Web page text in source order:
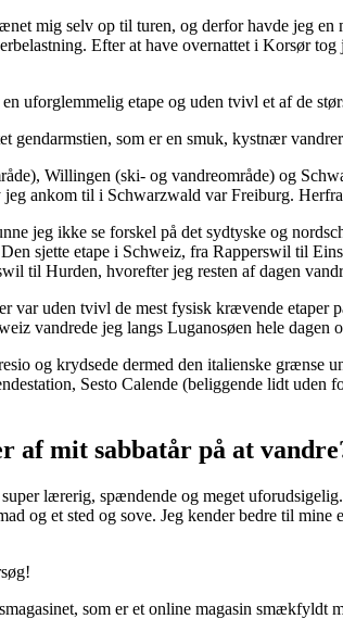
mig selv op til turen, og derfor havde jeg
Efter at have overnattet i Korsør
etape og uden tvivl et af de
som er en smuk, kystnær
Willingen (ski- og vandreområde) og
ankom til i Schwarzwald var Freiburg.
jeg ikke se forskel på det sydtyske og
sjette etape i Schweiz, fra Rapperswil til
til Hurden, hvorefter jeg resten af dagen
var uden tvivl de mest fysisk krævende
vandrede jeg langs Luganosøen hele
og krydsede dermed den italienske grænse
Sesto Calende (beliggende lidt
af mit sabbatår på at
lærerig, spændende og meget
og et sted og sove. Jeg kender bedre til
som er et online magasin